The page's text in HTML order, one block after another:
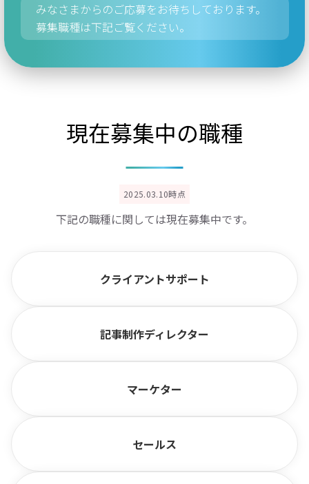
みなさまからのご応募をお待ちしております。
募集職種は下記ご覧ください。
現在募集中の職種
2025.03.10時点
下記の職種に関しては現在募集中です。
クライアントサポート
記事制作ディレクター
マーケター
セールス